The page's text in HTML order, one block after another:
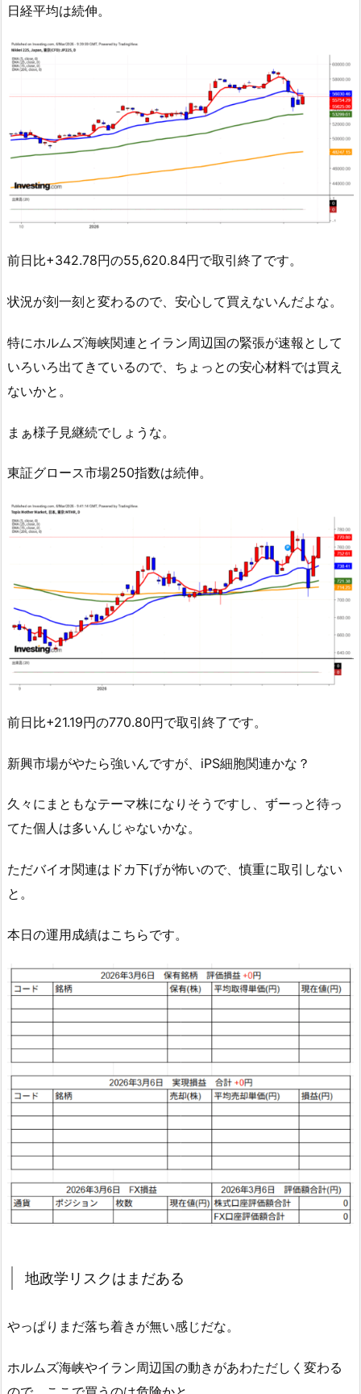
日経平均は続伸。
前日比+342.78円の55,620.84円で取引終了です。
状況が刻一刻と変わるので、安心して買えないんだよな。
特にホルムズ海峡関連とイラン周辺国の緊張が速報として
いろいろ出てきているので、ちょっとの安心材料では買え
ないかと。
まぁ様子見継続でしょうな。
東証グロース市場250指数は続伸。
前日比+21.19円の770.80円で取引終了です。
新興市場がやたら強いんですが、iPS細胞関連かな？
久々にまともなテーマ株になりそうですし、ずーっと待っ
てた個人は多いんじゃないかな。
ただバイオ関連はドカ下げが怖いので、慎重に取引しない
と。
本日の運用成績はこちらです。
地政学リスクはまだある
やっぱりまだ落ち着きが無い感じだな。
ホルムズ海峡やイラン周辺国の動きがあわただしく変わる